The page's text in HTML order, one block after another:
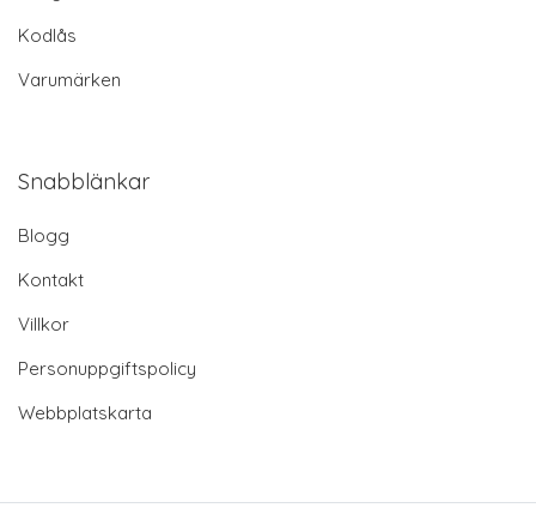
Kodlås
Varumärken
Snabblänkar
Blogg
Kontakt
Villkor
Personuppgiftspolicy
Webbplatskarta